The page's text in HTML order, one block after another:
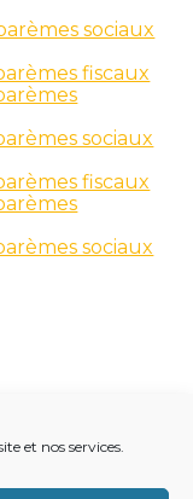
et nos services.
sociaux
fiscaux
sociaux
fiscaux
sociaux